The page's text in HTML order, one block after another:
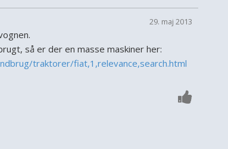
29. maj 2013
så er der en masse maskiner her:
traktorer/fiat,1,relevance,search.html